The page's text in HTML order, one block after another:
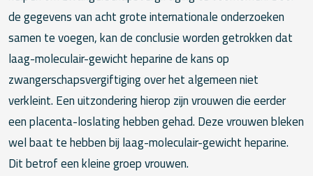
de gegevens van acht grote internationale onderzoeken
samen te voegen, kan de conclusie worden getrokken dat
laag-moleculair-gewicht heparine de kans op
zwangerschapsvergiftiging over het algemeen niet
verkleint. Een uitzondering hierop zijn vrouwen die eerder
een placenta-loslating hebben gehad. Deze vrouwen bleken
wel baat te hebben bij laag-moleculair-gewicht heparine.
Dit betrof een kleine groep vrouwen.